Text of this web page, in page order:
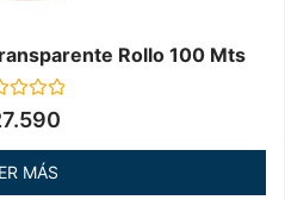
Rollo 100 Mts
MÁS